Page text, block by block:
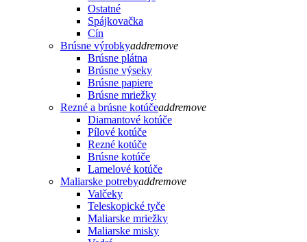
Ostatné
Spájkovačka
Cín
Brúsne výrobkyaddremove
Brúsne plátna
Brúsne výseky
Brúsne papiere
Brúsne mriežky
Rezné a brúsne kotúčeaddremove
Diamantové kotúče
Pílové kotúče
Rezné kotúče
Brúsne kotúče
Lamelové kotúče
Maliarske potrebyaddremove
Valčeky
Teleskopické tyče
Maliarske mriežky
Maliarske misky